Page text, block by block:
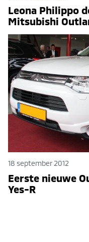
Leona Philippo
Mitsubishi
18 september 2012
Eerste nieuwe
Yes-R